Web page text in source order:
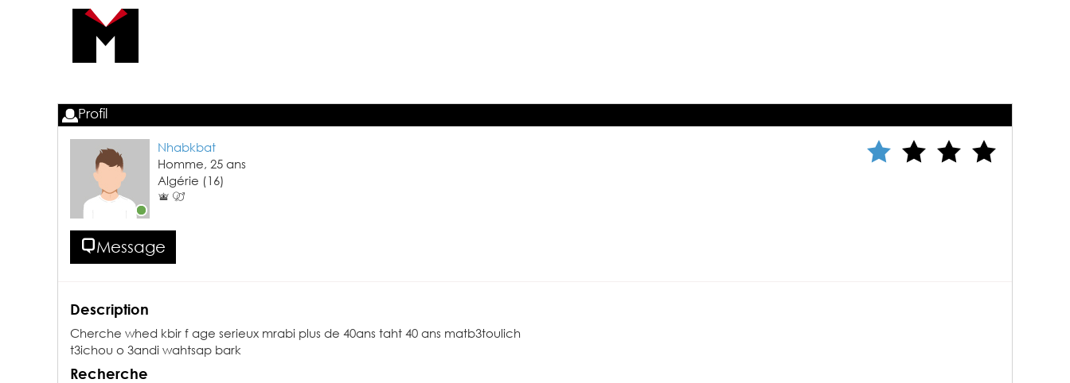
Profil
Nhabkbat
Homme, 25 ans
Algérie (16)
Message
Description
Cherche whed kbir f age serieux mrabi plus de 40ans taht 40 ans matb3toulich
t3ichou o 3andi wahtsap bark
Recherche